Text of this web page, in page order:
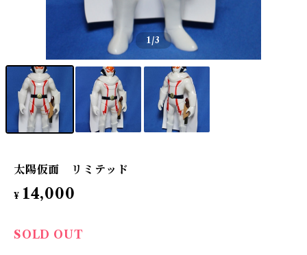
1/3
太陽仮面 リミテッド
¥ 14,000
SOLD OUT